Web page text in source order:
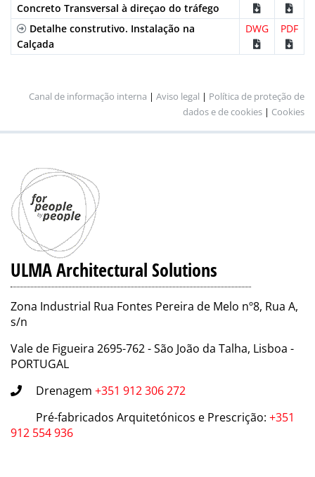
Concreto Transversal à direçao do tráfego
Detalhe construtivo. Instalação na
Calçada
DWG PDF
Canal de informação interna | Aviso legal | Política de proteção de
dados e de cookies | Cookies
ULMA Architectural Solutions
Zona Industrial Rua Fontes Pereira de Melo nº8, Rua A,
s/n
Vale de Figueira 2695-762 - São João da Talha, Lisboa -
PORTUGAL
Drenagem +351 912 306 272
Pré-fabricados Arquitetónicos e Prescrição: +351
912 554 936